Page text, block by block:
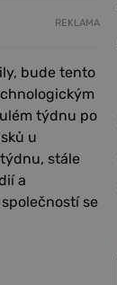
REKLAMA
bude tento
týdnu po
u
stále
a
se